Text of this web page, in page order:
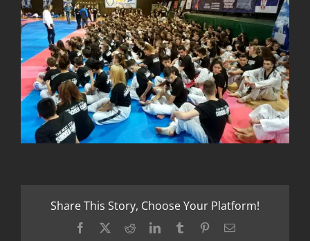
Share This Story, Choose Your Platform!
Facebook RedditLinkedInTumblr PinterestEmail